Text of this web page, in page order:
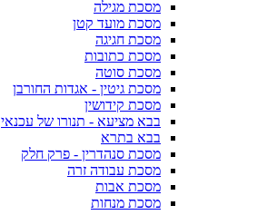
מסכת מגילה
מסכת מועד קטן
מסכת חגיגה
מסכת כתובות
מסכת סוטה
מסכת גיטין - אגדות החורבן
מסכת קידושין
בבא מציעא - תנורו של עכנאי
בבא בתרא
מסכת סנהדרין - פרק חלק
מסכת עבודה זרה
מסכת אבות
מסכת מנחות